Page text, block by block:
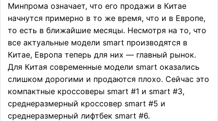
Минпрома означает, что его продажи в Китае
начнутся примерно в то же время, что и в Европе,
то есть в ближайшие месяцы. Несмотря на то, что
все актуальные модели smart производятся в
Китае, Европа теперь для них — главный рынок.
Для Китая современные модели smart оказались
слишком дорогими и продаются плохо. Сейчас это
компактные кроссоверы smart #1 и smart #3,
среднеразмерный кроссовер smart #5 и
среднеразмерный лифтбек smart #6.